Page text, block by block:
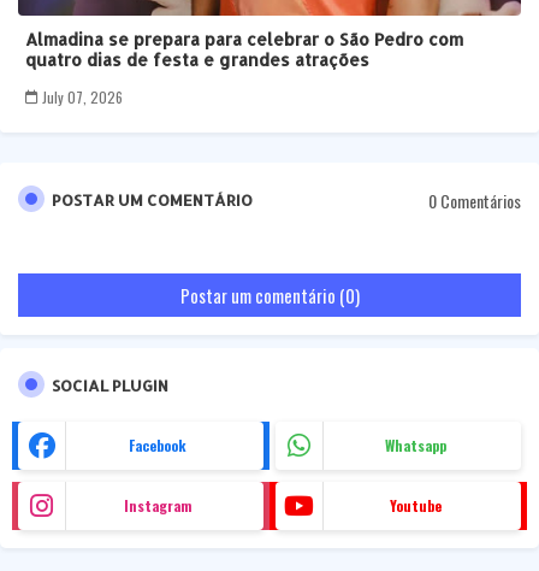
Almadina se prepara para celebrar o São Pedro com
quatro dias de festa e grandes atrações
July 07, 2026
POSTAR UM COMENTÁRIO 0 Comentários
Postar um comentário (0)
SOCIAL PLUGIN
Facebook Whatsapp
Instagram Youtube